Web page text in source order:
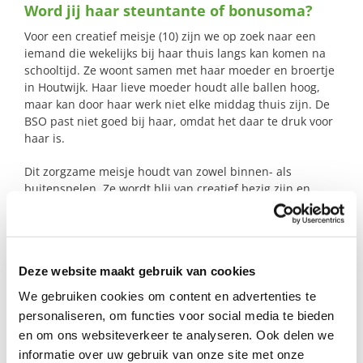
Deze website maakt gebruik van cookies
We gebruiken cookies om content en advertenties te
personaliseren, om functies voor social media te bieden
en om ons websiteverkeer te analyseren. Ook delen we
informatie over uw gebruik van onze site met onze
naar:
Word jij haar steuntante of bonusoma?
Voor een creatief meisje (10) zijn we op zoek naar een
iemand die wekelijks bij haar thuis langs kan komen na
schooltijd. Ze woont samen met haar moeder en broertje
in Houtwijk. Haar lieve moeder houdt alle ballen hoog,
maar kan door haar werk niet elke middag thuis zijn. De
BSO past niet goed bij haar, omdat het daar te druk voor
haar is.
Dit zorgzame meisje houdt van zowel binnen- als
buitenspelen. Ze wordt blij van creatief bezig zijn en
geniet ervan om iets moois te maken of lekkers te bakken.
Nieuwe contacten vindt ze in het begin wat spannend, ze
kijkt eerst graag even de kat uit de boom, maar zodra ze
Lijkt het je mooi om voor haar die vertrouwde en warme
plek te zijn, gewoon bij haar thuis, één middag per week?